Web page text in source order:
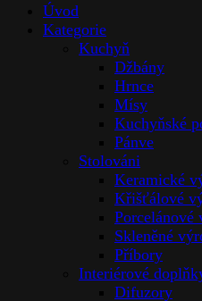
Úvod
Kategorie
Kuchyň
Džbány
Hrnce
Mísy
Kuchyňské
Pánve
Stolováni
Keramické
Křišťálové
Porcelánové
Skleněné
Příbory
Interiérové
Difuzory